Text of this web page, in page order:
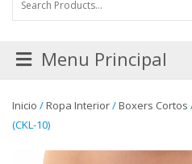
Menu Principal
Inicio /Ropa Interior/Boxers Cortos
(CKL-10)